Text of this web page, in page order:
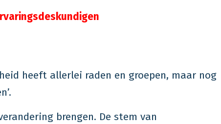
heeft allerlei raden en groepen, maar nog
brengen. De stem van